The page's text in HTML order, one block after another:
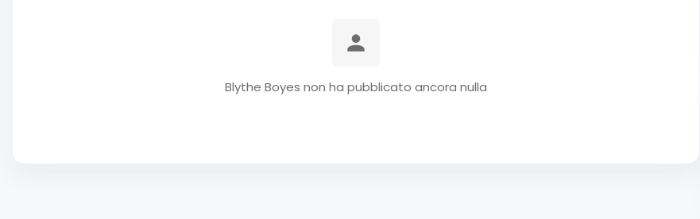
Blythe Boyes non ha pubblicato ancora nulla